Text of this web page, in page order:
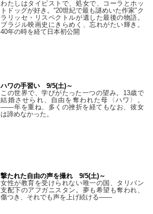
わたしはタイピストで、処⼥で、コーラとホッ
トドッグが好き。“20世紀で最も謎めいた作家”ク
ラリッセ・リスペクトルが遺した最後の物語。
ブラジル映画史にきらめく、忘れがたい輝き。
40年の時を経て⽇本初公開
ハワの手習い 9/5(土)～
この世界で、学びがたった一つの望み。13歳で
結婚させられ、自由を奪われた母〈ハワ〉。
——年を重ね、多くの挫折を経てもなお、彼女
は諦めなかった。
撃たれた自由の声を撮れ 9/5(土)～
女性が教育を受けられない唯一の国、タリバン
支配下のアフガニスタン。夢も希望も奪われ、
傷つき、それでも声を上げ続ける——